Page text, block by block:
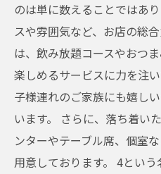
のは単に数えることではあ
スや雰囲気など、お店の総
は、飲み放題コースやおつ
楽しめるサービスに力を注
子様連れのご家族にも嬉し
います。 さらに、落ち着い
ンターやテーブル席、個室
用意しております。 4とい